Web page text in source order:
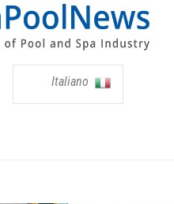
Italiano